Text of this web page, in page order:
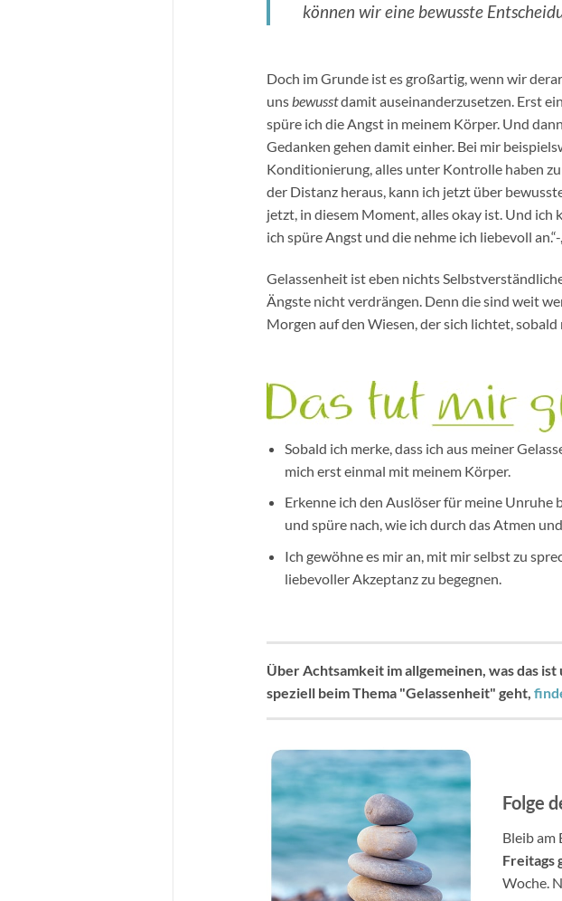
können wir eine bewusste
Doch im Grunde ist es großartig, wenn wir
unsbewusstdamit auseinanderzusetzen. Erst
spüre ich die Angst in meinem Körper. Und
Gedanken gehen damit einher. Bei mir
Konditionierung, alles unter Kontrolle haben
der Distanz heraus, kann ich jetzt über
jetzt, in diesem Moment, alles okay ist. Und
ich spüre Angst und die nehme ich liebevoll
Gelassenheit ist eben nichts
Ängste nicht verdrängen. Denn die sind weit
Morgen auf den Wiesen, der sich lichtet,
Sobald ich merke, dass ich aus meiner
mich erst einmal mit meinem Körper.
Erkenne ich den Auslöser für meine Unruhe
und spüre nach, wie ich durch das Atmen
Ich gewöhne es mir an, mit mir selbst zu
liebevoller Akzeptanz zu begegnen.
Über Achtsamkeit im allgemeinen, was das
speziell beim Thema "Gelassenheit" geht,
Folge
Bleib am
Freitags
Woche.